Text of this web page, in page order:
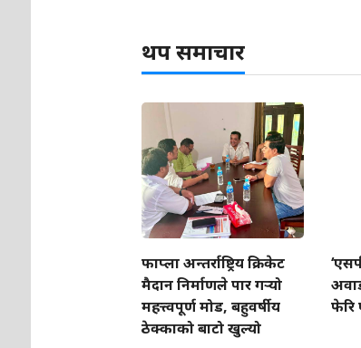
थप समाचार
फाप्ला अन्तर्राष्ट्रिय क्रिकेट
मैदान निर्माणले पार गर्‍यो
महत्त्वपूर्ण मोड, बहुवर्षीय
ठेक्काको बाटो खुल्यो
फेरि